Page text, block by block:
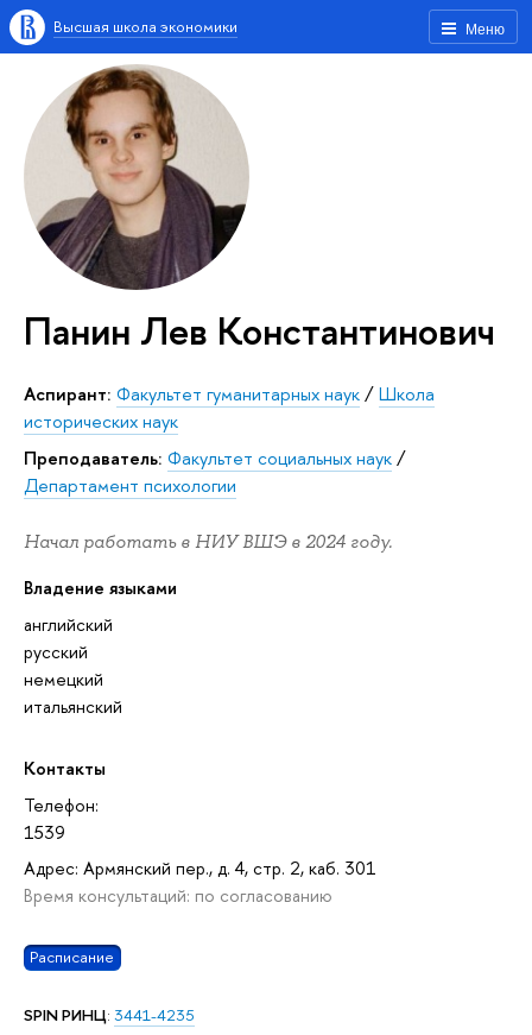
Меню
Высшая школа экономики
Панин Лев Константинович
аспирант: Факультет гуманитарных наук/Школа
исторических наук
Преподаватель: Факультет социальных наук/
Департамент психологии
Начал работать в НИУ ВШЭ в 2024 году.
Владение языками
английский
русский
немецкий
итальянский
Контакты
Телефон:
1539
Адрес: Армянский пер., д. 4, стр. 2, каб. 301
Время консультаций: по согласованию
Расписание
SPIN РИНЦ: 3441-4235